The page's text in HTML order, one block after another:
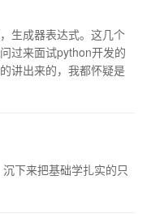
生成器表达式。这几个
过来面试python开发的
讲出来的，我都怀疑是
下来把基础学扎实的只